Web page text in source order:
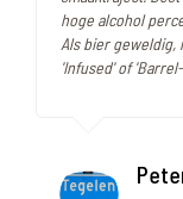
hoge alcohol
Als bier geweldig,
'Infused' of